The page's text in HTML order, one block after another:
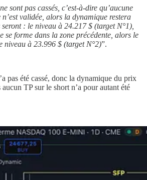
sont pas cassés, c’est-à-dire qu’aucune
validée, alors la dynamique restera
: le niveau à 24.217 $ (target N°1),
se forme dans la zone précédente, alors le
niveau à 23.996 $ (target N°2)”.
pas été cassé, donc la dynamique du prix
aucun TP sur le short n’a pour autant été